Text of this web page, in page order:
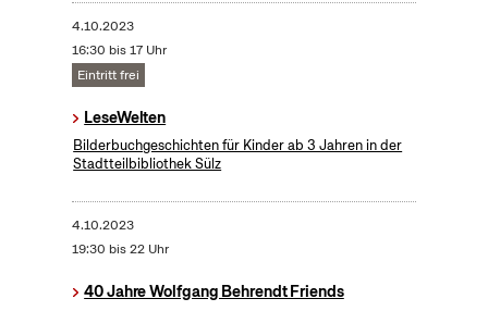
4.10.2023
16:30 bis 17 Uhr
Eintritt frei
LeseWelten
Bilderbuchgeschichten für Kinder ab 3 Jahren in der
Stadtteilbibliothek Sülz
4.10.2023
19:30 bis 22 Uhr
40 Jahre Wolfgang Behrendt Friends